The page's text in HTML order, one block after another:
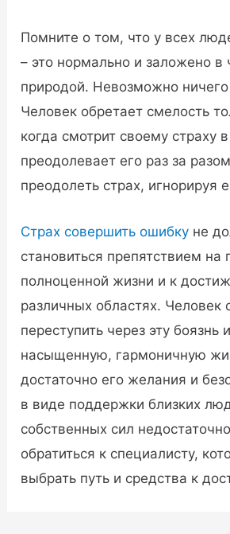
Помните о том, что у всех
– это нормально и заложено в
природой. Невозможно ничего
Человек обретает смелость
когда смотрит своему страху
преодолевает его раз за
преодолеть страх, игнорируя
Страх совершить ошибку не
становиться препятствием на
полноценной жизни и к
различных областях. Человек
переступить через эту боязнь
насыщенную, гармоничную
достаточно его желания и
в виде поддержки близких
собственных сил
обратиться к специалисту,
выбрать путь и средства к